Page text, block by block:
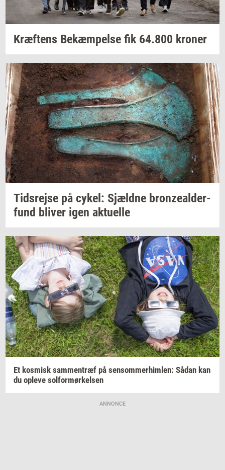
Kræf­tens Be­kæm­pel­se fik 64.800 kro­ner
Tids­rej­se på cykel: Sjæld­ne bronzealder-​
fund bli­ver igen ak­tu­el­le
Et kos­misk sam­men­træf på sen­som­mer­him­len: Sådan kan
du op­le­ve sol­for­mør­kel­sen
ANNONCE